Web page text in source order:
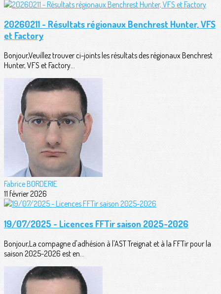
20260211 - Résultats régionaux Benchrest Hunter, VFS
et Factory
Bonjour,Veuillez trouver ci-joints les résultats des régionaux Benchrest
Hunter, VFS et Factory...
Fabrice BORDERIE
11 février 2026
19/07/2025 - Licences FFTir saison 2025-2026
Bonjour,La compagne d'adhésion à l'AST Treignat et à la FFTir pour la
saison 2025-2026 est en...